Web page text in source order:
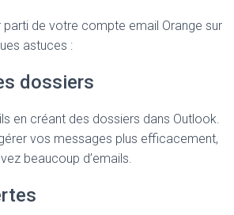
parti de votre compte email Orange sur
astuces :
dossiers
en créant des dossiers dans Outlook.
vos messages plus efficacement,
beaucoup d’emails.